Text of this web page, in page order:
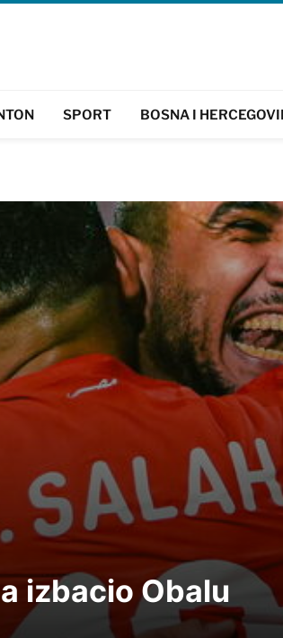
SPORT BOSNA I
izbacio Obalu